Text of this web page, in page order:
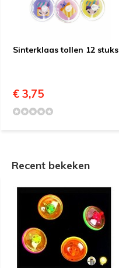
Sinterklaas tollen 12 stuks
€ 3,75
Recent bekeken